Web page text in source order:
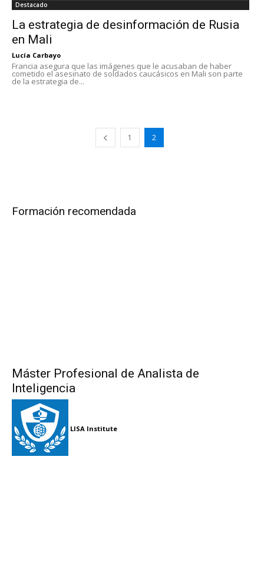
Destacado
La estrategia de desinformación de Rusia
en Mali
Lucía Carbayo
Francia asegura que las imágenes que le acusaban de haber
cometido el asesinato de soldados caucásicos en Mali son parte
de la estrategia de...
1 2
Formación recomendada
Máster Profesional de Analista de
Inteligencia
LISA Institute